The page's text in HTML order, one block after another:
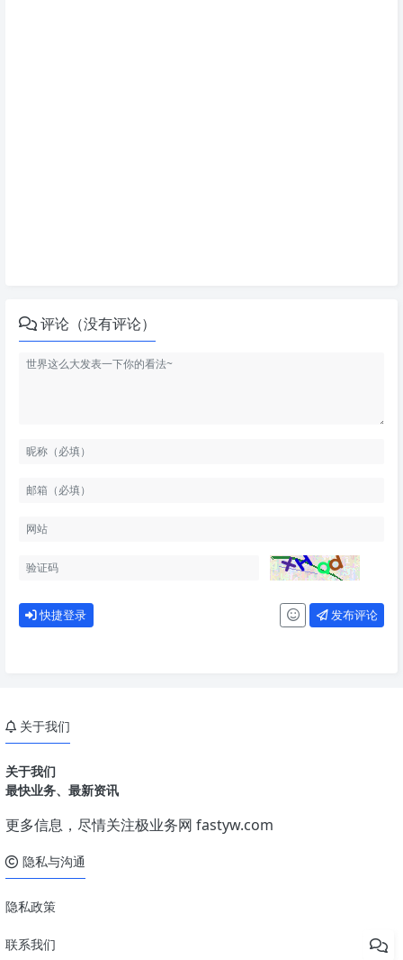
评论（没有评论）
快捷登录 发布评论
关于我们
关于我们
最快业务、最新资讯
更多信息，尽情关注极业务网 fastyw.com
隐私与沟通
隐私政策
联系我们